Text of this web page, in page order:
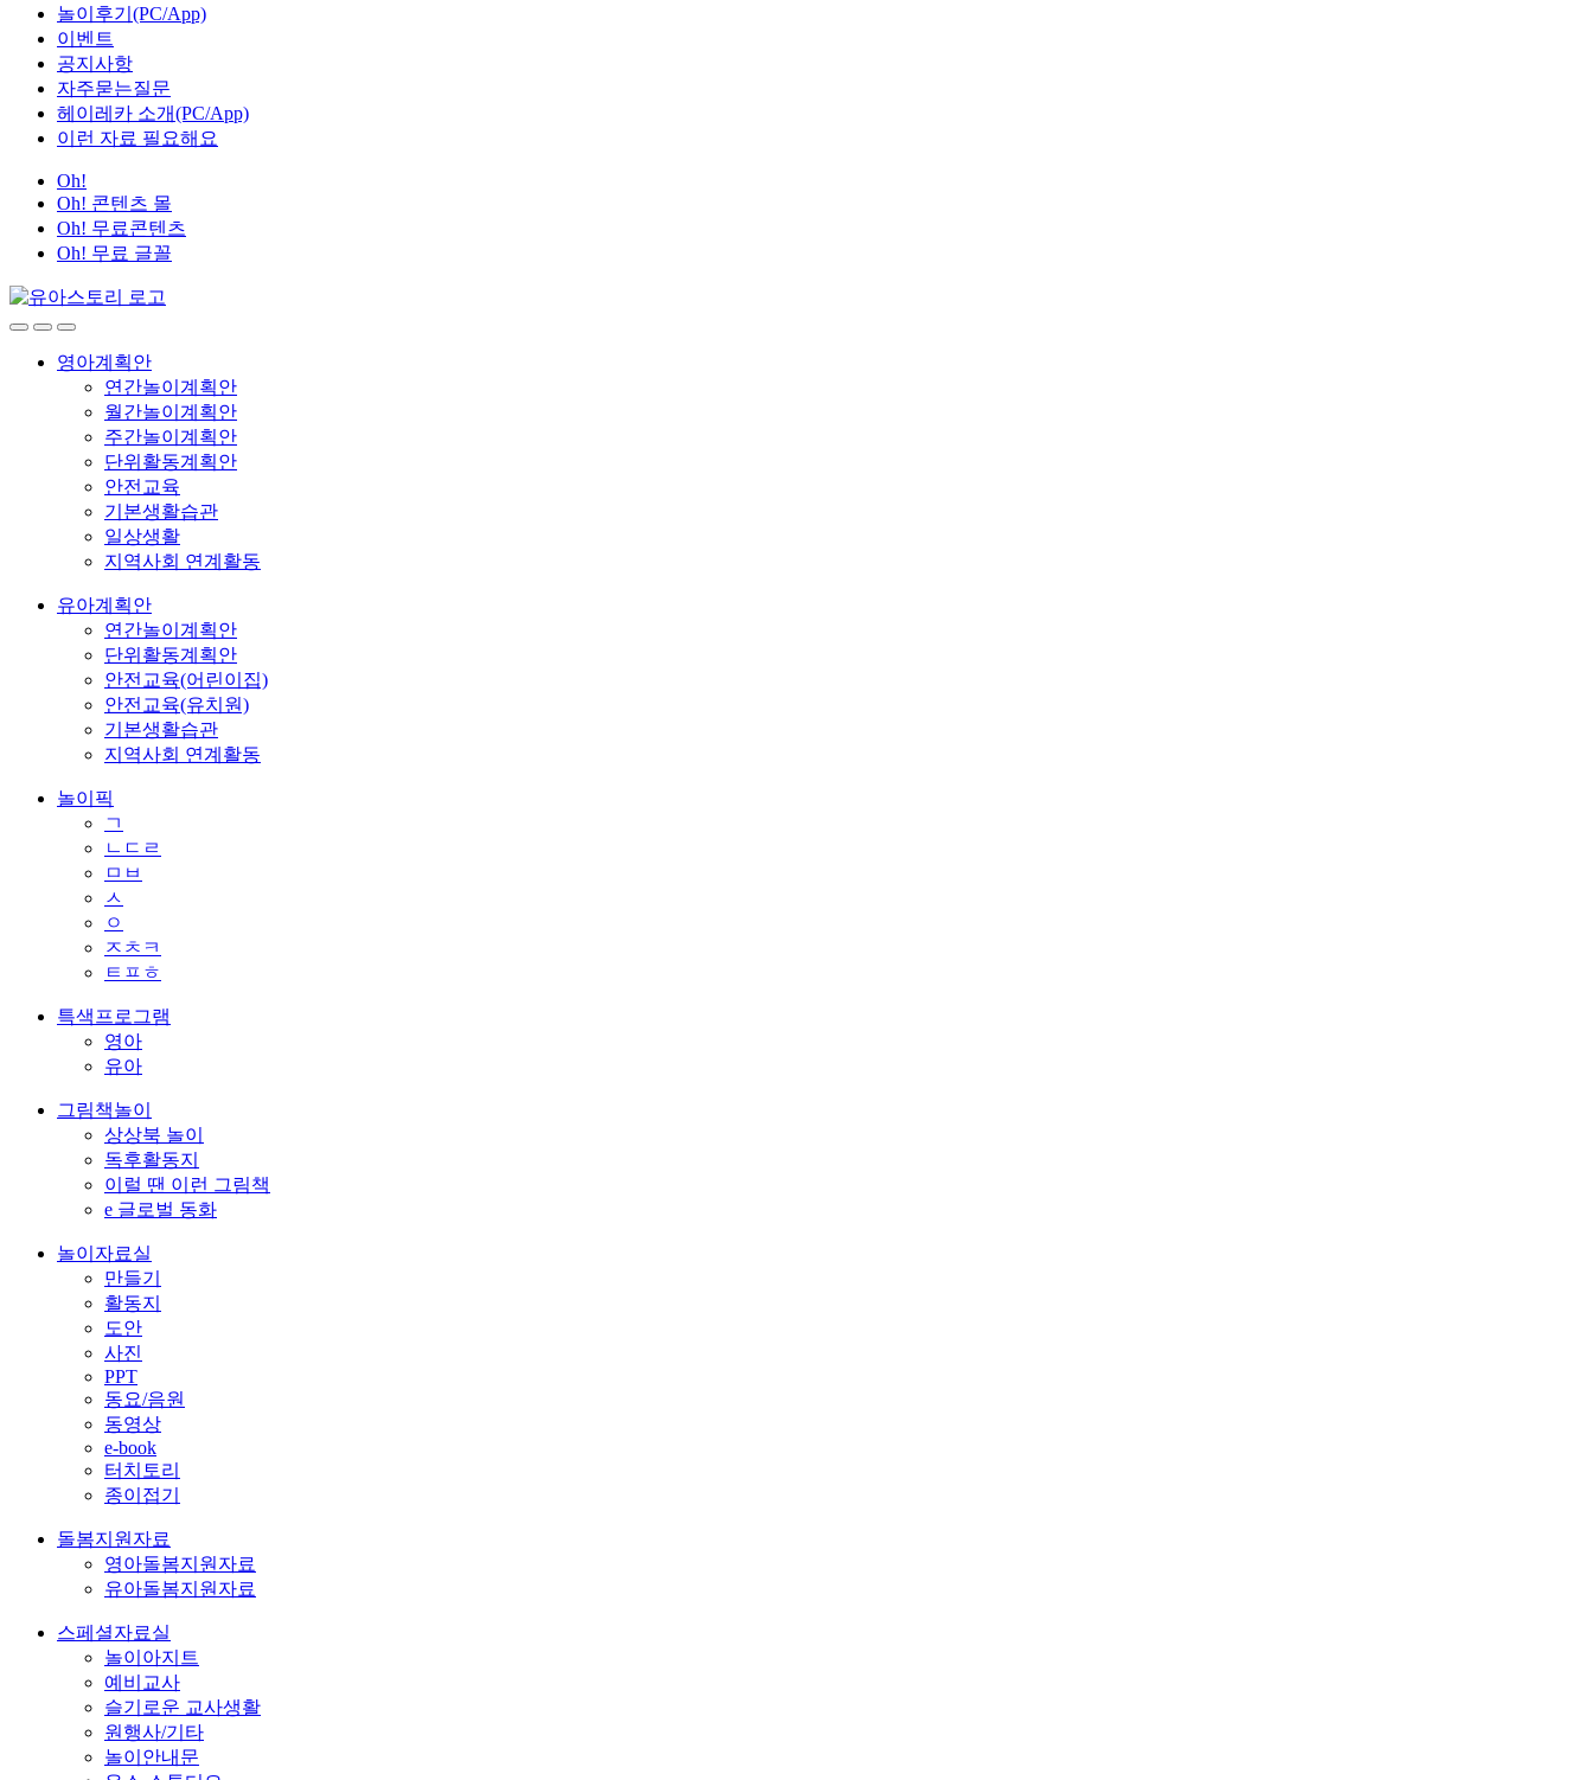
놀이후기(PC/App)
이벤트
공지사항
자주묻는질문
헤이레카 소개(PC/App)
이런 자료 필요해요
Oh!
Oh! 콘텐츠 몰
Oh! 무료콘텐츠
Oh! 무료 글꼴
영아계획안
연간놀이계획안
월간놀이계획안
주간놀이계획안
단위활동계획안
안전교육
기본생활습관
일상생활
지역사회 연계활동
유아계획안
연간놀이계획안
단위활동계획안
안전교육(어린이집)
안전교육(유치원)
기본생활습관
지역사회 연계활동
놀이픽
ㄱ
ㄴㄷㄹ
ㅁㅂ
ㅅ
ㅇ
ㅈㅊㅋ
ㅌㅍㅎ
특색프로그램
영아
유아
그림책놀이
상상북 놀이
독후활동지
이럴 땐 이런 그림책
e 글로벌 동화
놀이자료실
만들기
활동지
도안
사진
PPT
동요/음원
동영상
e-book
터치토리
종이접기
돌봄지원자료
영아돌봄지원자료
유아돌봄지원자료
스페셜자료실
놀이아지트
예비교사
슬기로운 교사생활
원행사/기타
놀이안내문